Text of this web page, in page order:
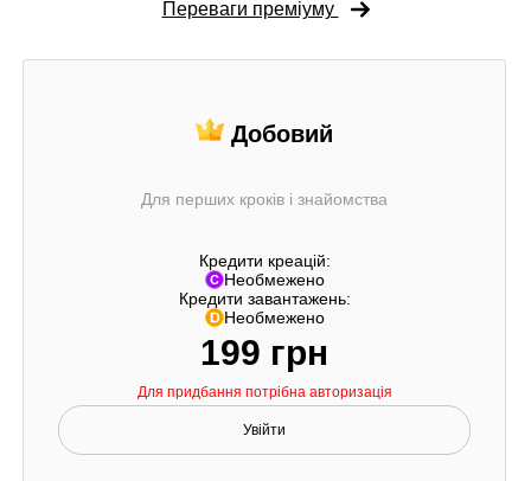
Переваги преміуму
Добовий
Для перших кроків і знайомства
Кредити креацій:
Необмежено
Кредити завантажень:
Необмежено
199 грн
Для придбання потрібна авторизація
Увійти